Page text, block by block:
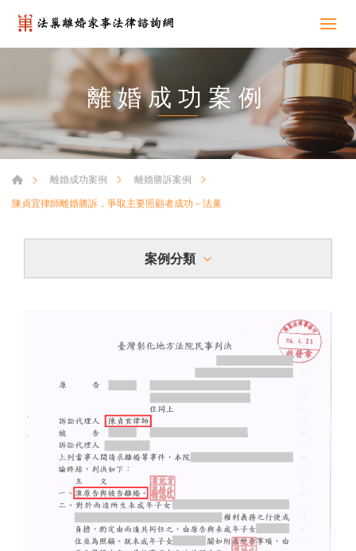
離婚成功案例
離婚成功案例
離婚勝訴案例
陳貞宜律師離婚勝訴，爭取主要照顧者成功－法巢
案例分類